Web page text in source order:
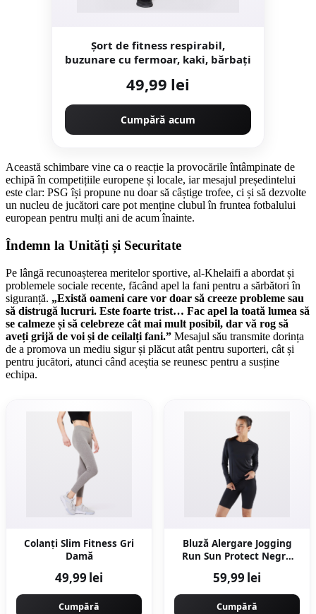
Șort de fitness respirabil,
buzunare cu fermoar, kaki, bărbați
49,99 lei
Cumpără acum
Această schimbare vine ca o reacție la provocările întâmpinate de
echipă în competițiile europene și locale, iar mesajul președintelui
este clar: PSG își propune nu doar să câștige trofee, ci și să dezvolte
un nucleu de jucători care pot menține clubul în fruntea fotbalului
european pentru mulți ani de acum înainte.
Îndemn la Unități și Securitate
Pe lângă recunoașterea meritelor sportive, al-Khelaifi a abordat și
problemele sociale recente, făcând apel la fani pentru a sărbători în
siguranță. „Există oameni care vor doar să creeze probleme sau
să distrugă lucruri. Este foarte trist… Fac apel la toată lumea să
se calmeze și să celebreze cât mai mult posibil, dar vă rog să
aveți grijă de voi și de ceilalți fani.” Mesajul său transmite dorința
de a promova un mediu sigur și plăcut atât pentru suporteri, cât și
pentru jucători, atunci când aceștia se reunesc pentru a susține
echipa.
Colanţi Slim Fitness Gri
Damă
49,99 lei
Cumpără
Bluză Alergare Jogging
Run Sun Protect Negru
59,99 lei
Cumpără